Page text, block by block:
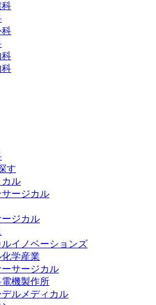
科
科
科
科
す
ル
ージカル
ージカル
イノベーションズ
学産業
サージカル
機製作所
デルメディカル